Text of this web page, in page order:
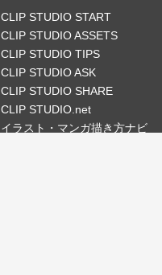
CLIP STUDIO START
CLIP STUDIO ASSETS
CLIP STUDIO TIPS
CLIP STUDIO ASK
CLIP STUDIO SHARE
CLIP STUDIO.net
イラスト・マンガ描き方ナビ